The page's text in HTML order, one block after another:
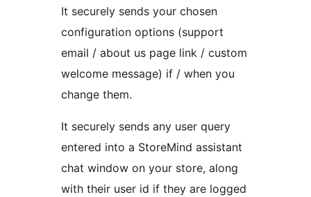
It securely sends your chosen
configuration options (support
email / about us page link / custom
welcome message) if / when you
change them.
It securely sends any user query
entered into a StoreMind assistant
chat window on your store, along
with their user id if they are logged